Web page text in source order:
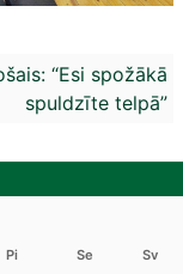
“Esi spožākā
spuldzīte telpā”
Pi Se Sv